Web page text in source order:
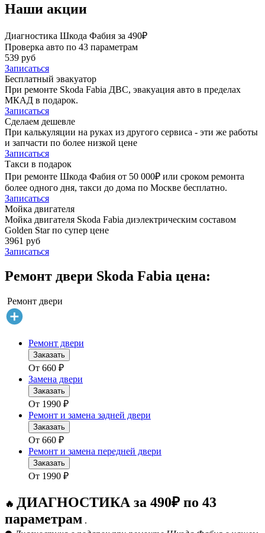
Наши акции
Диагностика Шкода Фабия за 490₽
Проверка авто по 43 параметрам
539 руб
Записаться
Бесплатный эвакуатор
При ремонте Skoda Fabia ДВС, эвакуация авто в пределах
МКАД в подарок.
Записаться
Сделаем дешевле
При калькуляции на руках из другого сервиса - эти же работы
и запчасти по более низкой цене
Записаться
Такси в подарок
При ремонте Шкода Фабия от 50 000₽ или сроком ремонта
более одного дня, такси до дома по Москве бесплатно.
Записаться
Мойка двигателя
Мойка двигателя Skoda Fabia диэлектрическим составом
Golden Star по супер цене
3961 руб
Записаться
Ремонт двери Skoda Fabia цена:
Ремонт двери
Ремонт двери
Заказать
От 660 ₽
Замена двери
Заказать
От 1990 ₽
Ремонт и замена задней двери
Заказать
От 660 ₽
Ремонт и замена передней двери
Заказать
От 1990 ₽
🔥 ДИАГНОСТИКА за 490₽ по 43
параметрам .